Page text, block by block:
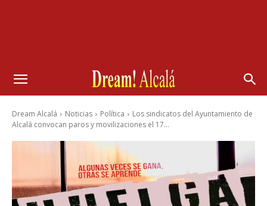
Dream Alcalá Noticias Política
Los sindicatos del Ayuntamiento de
Alcalá convocan paros y movilizaciones el 17...